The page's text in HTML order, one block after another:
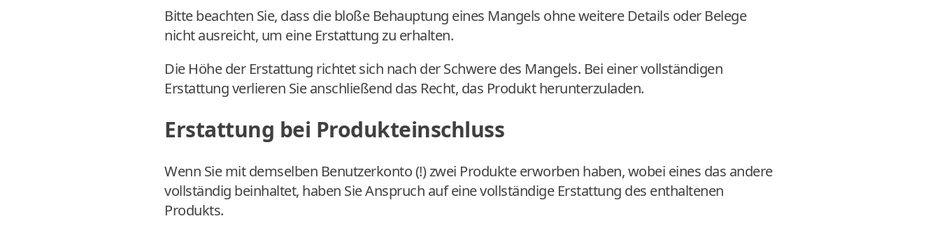
Bitte beachten Sie, dass die bloße Behauptung eines Mangels ohne weitere Details oder Belege
nicht ausreicht, um eine Erstattung zu erhalten.
Die Höhe der Erstattung richtet sich nach der Schwere des Mangels. Bei einer vollständigen
Erstattung verlieren Sie anschließend das Recht, das Produkt herunterzuladen.
Erstattung bei Produkteinschluss
Wenn Sie mit demselben Benutzerkonto (!) zwei Produkte erworben haben, wobei eines das andere
vollständig beinhaltet, haben Sie Anspruch auf eine vollständige Erstattung des enthaltenen
Produkts.